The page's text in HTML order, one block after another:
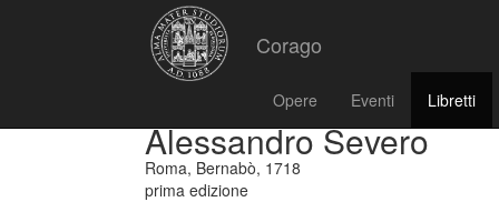
Corago
Opere Eventi Libretti
Alessandro Severo
Roma, Bernabò, 1718
prima edizione